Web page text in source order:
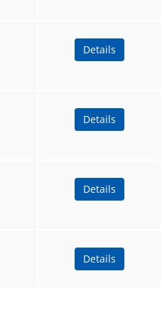
Details
Details
Details
Details